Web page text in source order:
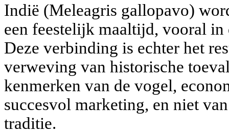
Indië (Meleagris gallopavo)
een feestelijk maaltijd, vooral in
Deze verbinding is echter het
verweving van historische
kenmerken van de vogel,
succesvol marketing, en niet
traditie.